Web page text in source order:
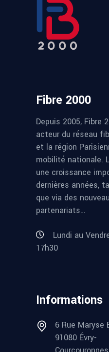
Fibre 2000
Depuis 2005, Fibre
acteur du réseau
et la région
mobilité nationale.
une croissance
dernières années,
que via des
partenariats…
Lundi au
17h30
Informations
6 Rue Maryse
91080 Évry-